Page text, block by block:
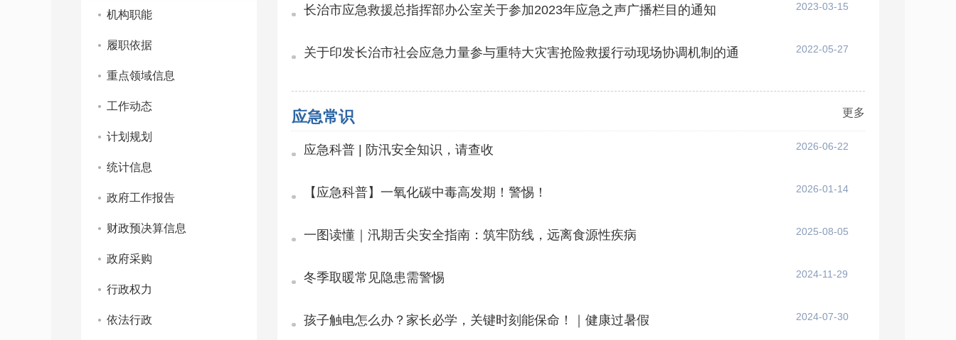
机构职能
履职依据
重点领域信息
工作动态
计划规划
统计信息
政府工作报告
财政预决算信息
政府采购
行政权力
依法行政
长治市应急救援总指挥部办公室关于参加2023年应急之声广播栏目的通知 2023-03-15
关于印发长治市社会应急力量参与重特大灾害抢险救援行动现场协调机制的通 2022-05-27
应急常识 更多
应急科普 | 防汛安全知识，请查收 2026-06-22
【应急科普】一氧化碳中毒高发期！警惕！ 2026-01-14
一图读懂｜汛期舌尖安全指南：筑牢防线，远离食源性疾病 2025-08-05
冬季取暖常见隐患需警惕 2024-11-29
孩子触电怎么办？家长必学，关键时刻能保命！｜健康过暑假 2024-07-30